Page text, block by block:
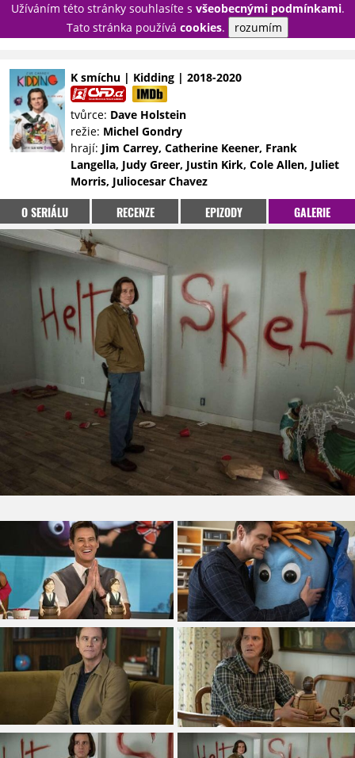
Užíváním této stránky souhlasíte s všeobecnými podmínkami.
Tato stránka používá cookies. rozumím
PŘIHLÁSIT
NOVINKY
TÉMATA
RECENZE
EPIZODY
KULT
TRAILERY
GALERIE
DISKUZE
STATISTIKY
K smíchu | Kidding | 2018-2020
tvůrce: Dave Holstein
režie: Michel Gondry
hrají: Jim Carrey, Catherine Keener, Frank
Langella, Judy Greer, Justin Kirk, Cole Allen, Juliet
Morris, Juliocesar Chavez
O SERIÁLU RECENZE EPIZODY GALERIE